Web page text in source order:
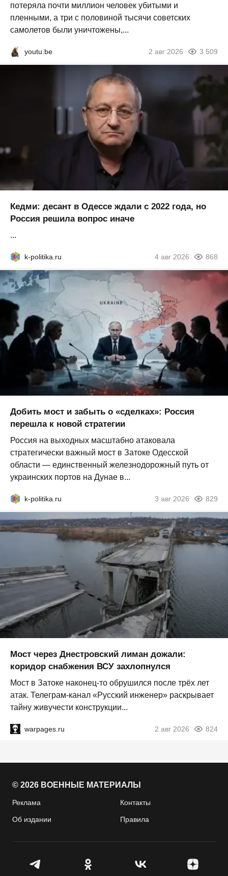
потеряла почти миллион человек убитыми и
пленными, а три с половиной тысячи советских
самолетов были уничтожены,...
youtu.be 2 авг 2026 3 509
Кедми: десант в Одессе ждали с 2022 года, но
Россия решила вопрос иначе
...
k-politika.ru 4 авг 2026 868
Добить мост и забыть о «сделках»: Россия
перешла к новой стратегии
Россия на выходных масштабно атаковала
стратегически важный мост в Затоке Одесской
области — единственный железнодорожный путь от
украинских портов на Дунае в...
k-politika.ru 3 авг 2026 829
Мост через Днестровский лиман дожали:
коридор снабжения ВСУ захлопнулся
Мост в Затоке наконец-то обрушился после трёх лет
атак. Телеграм-канал «Русский инженер» раскрывает
тайну живучести конструкции...
warpages.ru 2 авг 2026 824
© 2026 ВОЕННЫЕ МАТЕРИАЛЫ
Реклама Контакты
Об издании Правила